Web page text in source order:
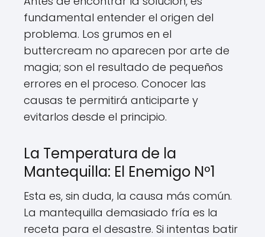
fundamental entender el origen del
problema. Los grumos en el
buttercream no aparecen por arte de
magia; son el resultado de pequeños
errores en el proceso. Conocer las
causas te permitirá anticiparte y
evitarlos desde el principio.
La Temperatura de la
Mantequilla: El Enemigo Nº1
Esta es, sin duda, la causa más común.
La mantequilla demasiado fría es la
receta para el desastre. Si intentas batir